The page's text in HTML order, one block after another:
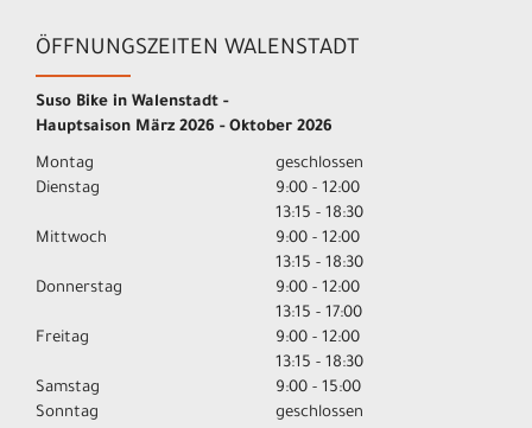
ÖFFNUNGSZEITEN WALENSTADT
Suso Bike in Walenstadt -
Hauptsaison März 2026 - Oktober 2026
Montag
geschlossen
Dienstag
9:00 - 12:00
13:15 - 18:30
Mittwoch
9:00 - 12:00
13:15 - 18:30
Donnerstag
9:00 - 12:00
13:15 - 17:00
Freitag
9:00 - 12:00
13:15 - 18:30
Samstag
9:00 - 15:00
Sonntag
geschlossen